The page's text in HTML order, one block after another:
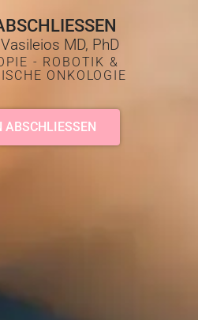
MD, PhD
- ROBOTIK &
ONKOLOGIE
ABSCHLIESSEN